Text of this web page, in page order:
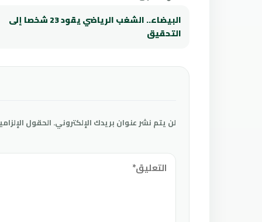
البيضاء.. الشغب الرياضي يقود 23 شخصا إلى
التحقيق
لن يتم نشر عنوان بريدك الإلكتروني. الحقول